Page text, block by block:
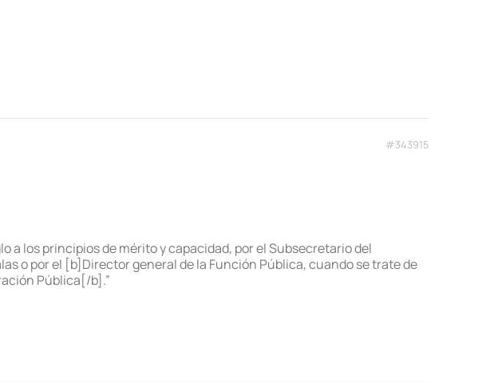
#343915
los principios de mérito y capacidad, por el Subsecretario del
o por el [b]Director general de la Función Pública, cuando se trate de
Pública[/b].”